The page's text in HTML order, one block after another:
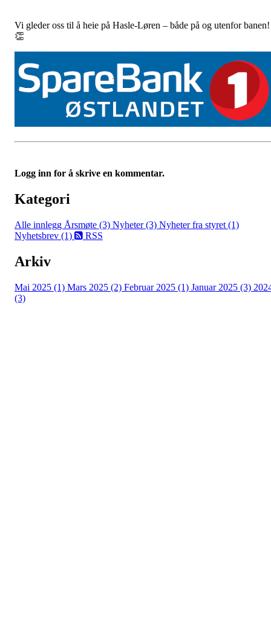
Vi gleder oss til å heie på Hasle-Løren – både på og utenfor banen!
👏
Logg inn for å skrive en kommentar.
Kategori
Alle innlegg Årsmøte (3) Nyheter (3) Nyheter fra styret (1)
Nyhetsbrev (1)
RSS
Arkiv
Mai 2025 (1) Mars 2025 (2) Februar 2025 (1) Januar 2025 (3)
(3)